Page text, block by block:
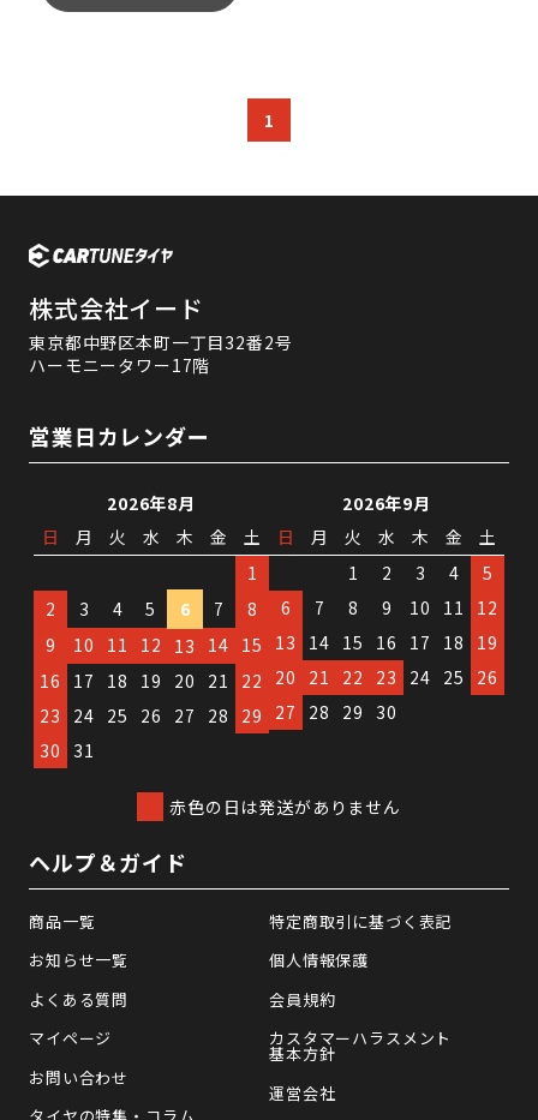
1
株式会社イード
東京都中野区本町一丁目32番2号
ハーモニータワー17階
営業日カレンダー
2026年8月
日
月 火 水 木 金
土
1
2
3 4 5 6 7
8
9
10 11 12 13 14 15
16
17 18 19 20 21
22
23
24 25 26 27 28
29
30
31
2026年9月
日
月 火 水 木 金
土
1
2 3 4
5
6
7 8 9 10 11
12
13
14 15 16 17 18
19
20
21 22 23 24 25
26
27
28 29 30
赤色の日は発送がありません
ヘルプ＆ガイド
商品一覧
お知らせ一覧
よくある質問
マイページ
お問い合わせ
特定商取引に基づく表記
個人情報保護
会員規約
カスタマーハラスメント
基本方針
運営会社